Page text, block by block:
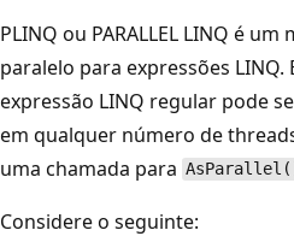
PLINQ ou PARALLEL LINQ é
paralelo para expressões
expressão LINQ regular pode
em qualquer número de
uma chamada para
Considere o seguinte: